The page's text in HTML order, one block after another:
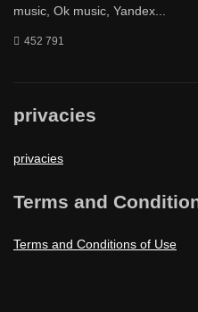
music, Ok music, Yandex...
452 791
privacies
privacies
Terms and
Terms and Conditions of Use